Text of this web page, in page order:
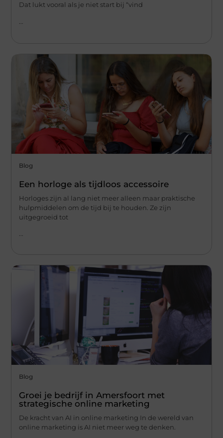
Dat lukt vooral als je niet start bij “vind
Blog
Een horloge als tijdloos accessoire
Horloges zijn al lang niet meer alleen maar praktische
hulpmiddelen om de tijd bij te houden. Ze zijn
uitgegroeid tot
Blog
Groei je bedrijf in Amersfoort met
strategische online marketing
De kracht van AI in online marketing In de wereld van
online marketing is AI niet meer weg te denken.